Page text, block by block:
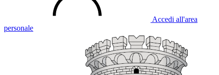
Accedi all'area
personale